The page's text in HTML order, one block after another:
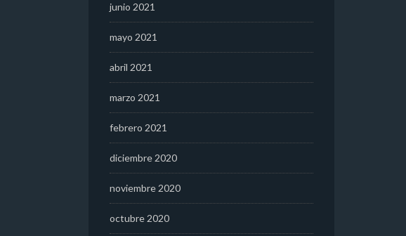
junio 2021
mayo 2021
abril 2021
marzo 2021
febrero 2021
diciembre 2020
noviembre 2020
octubre 2020